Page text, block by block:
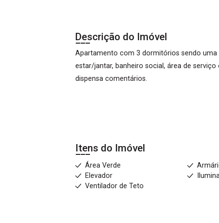
Descrição do Imóvel
Apartamento com 3 dormitórios sendo
estar/jantar, banheiro social, área de
dispensa comentários.
Itens do Imóvel
Área Verde
Elevador
Ventilador de Teto